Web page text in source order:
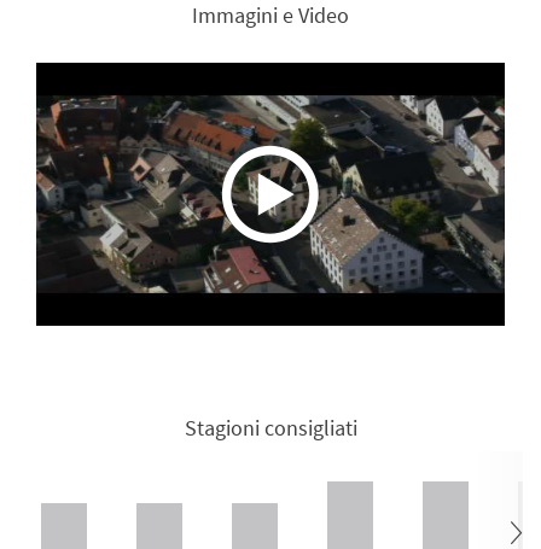
Immagini e Video
Stagioni consigliati